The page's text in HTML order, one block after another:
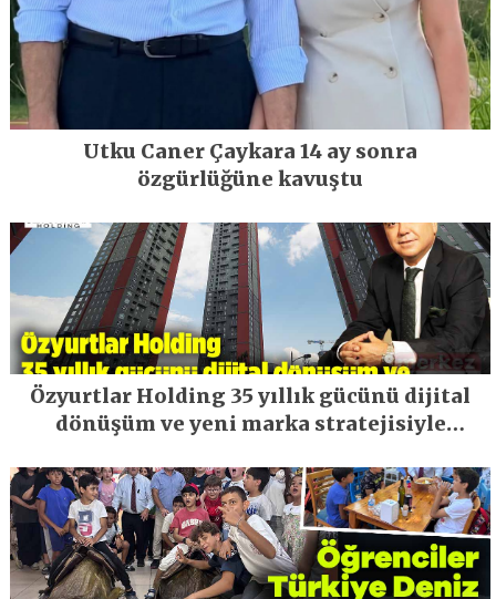
Utku Caner Çaykara 14 ay sonra
özgürlüğüne kavuştu
Özyurtlar Holding 35 yıllık gücünü dijital
dönüşüm ve yeni marka stratejisiyle